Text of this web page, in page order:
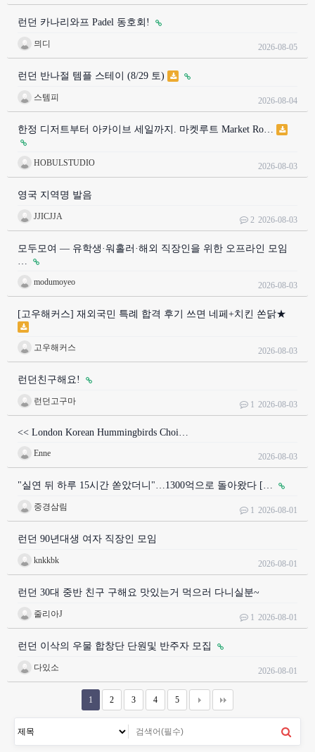
런던 카나리와프 Padel 동호회!
믜디 2026-08-05
런던 반나절 템플 스테이 (8/29 토)
스템피 2026-08-04
한정 디저트부터 아카이브 세일까지. 마켓루트 Market Ro…
HOBULSTUDIO 2026-08-03
영국 지역명 발음
JJICJJA 2 2026-08-03
모두모여 — 유학생·워홀러·해외 직장인을 위한 오프라인 모임
modumoyeo 2026-08-03
[고우해커스] 재외국민 특례 합격 후기 쓰면 네페+치킨 쏜닭★
고우해커스 2026-08-03
런던친구해요!
런던고구마 1 2026-08-03
<< London Korean Hummingbirds Choi…
Enne 2026-08-03
"실연 뒤 하루 15시간 쏟았더니"…1300억으로 돌아왔다 […
중경삼림 1 2026-08-01
런던 90년대생 여자 직장인 모임
knkkbk 2026-08-01
런던 30대 중반 친구 구해요 맛있는거 먹으러 다니실분~
줄리아J 1 2026-08-01
런던 이삭의 우물 합창단 단원및 반주자 모집
다있소 2026-08-01
1 2 3 4 5